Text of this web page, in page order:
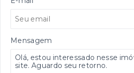
Mensagem